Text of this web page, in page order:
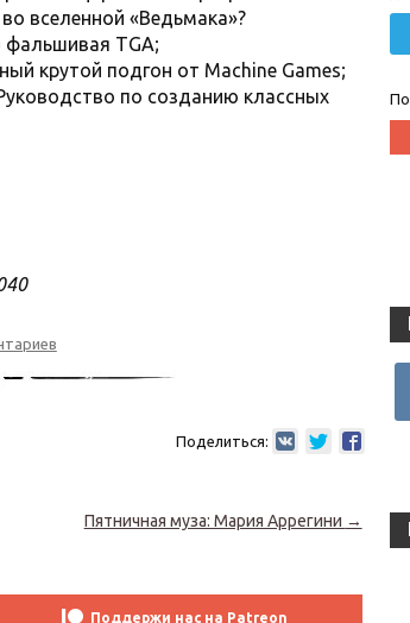
вселенной «Ведьмака»?
фальшивая TGA;
крутой подгон от Machine Games;
по созданию классных
Поделиться:
Пятничная муза: Мария Аррегини →
Поддержи нас на Patreon